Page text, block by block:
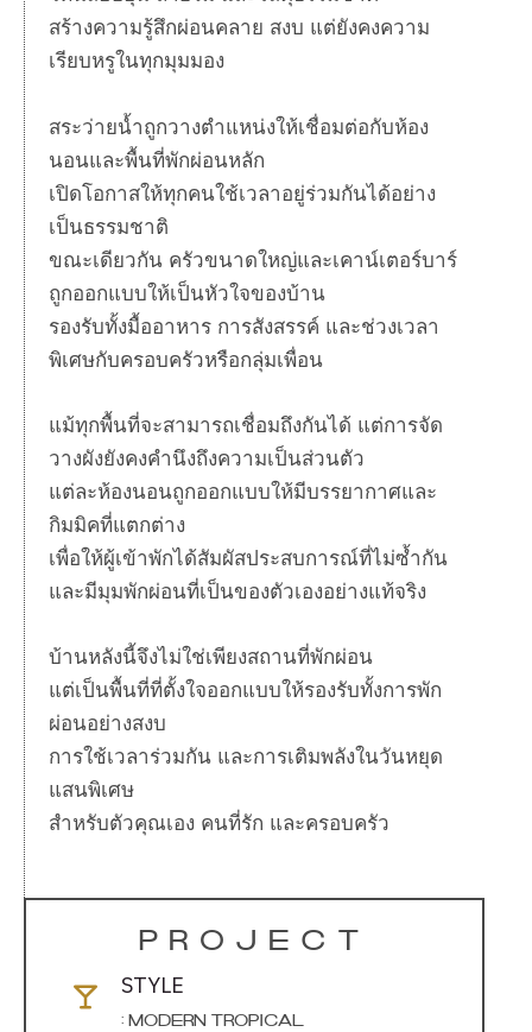
สร้างความรู้สึกผ่อนคลาย สงบ แต่ยังคงความ
เรียบหรูในทุกมุมมอง
สระว่ายน้ำถูกวางตำแหน่งให้เชื่อมต่อกับห้อง
นอนและพื้นที่พักผ่อนหลัก
เปิดโอกาสให้ทุกคนใช้เวลาอยู่ร่วมกันได้อย่าง
เป็นธรรมชาติ
ขณะเดียวกัน ครัวขนาดใหญ่และเคาน์เตอร์บาร์
ถูกออกแบบให้เป็นหัวใจของบ้าน
รองรับทั้งมื้ออาหาร การสังสรรค์ และช่วงเวลา
พิเศษกับครอบครัวหรือกลุ่มเพื่อน
แม้ทุกพื้นที่จะสามารถเชื่อมถึงกันได้ แต่การจัด
วางผังยังคงคำนึงถึงความเป็นส่วนตัว
แต่ละห้องนอนถูกออกแบบให้มีบรรยากาศและ
กิมมิคที่แตกต่าง
เพื่อให้ผู้เข้าพักได้สัมผัสประสบการณ์ที่ไม่ซ้ำกัน
และมีมุมพักผ่อนที่เป็นของตัวเองอย่างแท้จริง
บ้านหลังนี้จึงไม่ใช่เพียงสถานที่พักผ่อน
แต่เป็นพื้นที่ที่ตั้งใจออกแบบให้รองรับทั้งการพัก
ผ่อนอย่างสงบ
การใช้เวลาร่วมกัน และการเติมพลังในวันหยุด
แสนพิเศษ
สำหรับตัวคุณเอง คนที่รัก และครอบครัว
STYLE
: MODERN TROPICAL